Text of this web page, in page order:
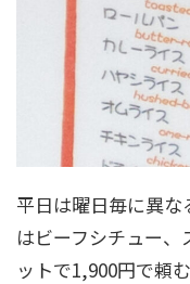
平日は曜日毎に異
はビーフシチュー、
ットで1,900円で頼